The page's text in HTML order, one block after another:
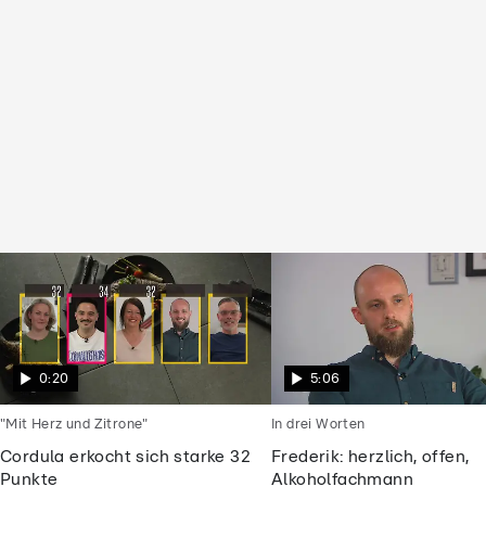
0:20
Cordula erkocht sich starke 32
Punkte
"Mit Herz und Zitrone"
5:06
Frederik: herzlich, offen,
Alkoholfachmann
In drei Worten